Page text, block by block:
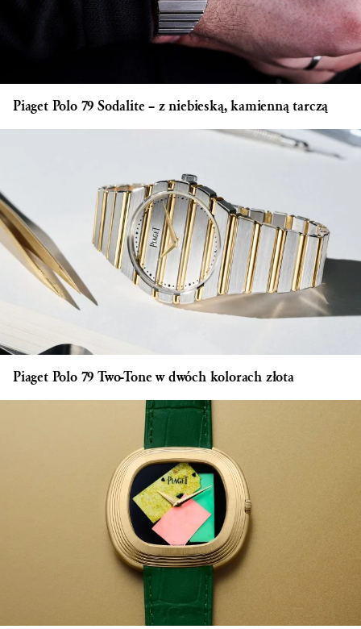
Piaget Polo 79 Sodalite – z niebieską, kamienną tarczą
Piaget Polo 79 Two-Tone w dwóch kolorach złota